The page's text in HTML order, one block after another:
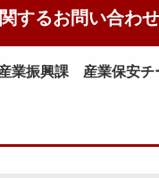
するお問い合わせ
業振興課 産業保安チ